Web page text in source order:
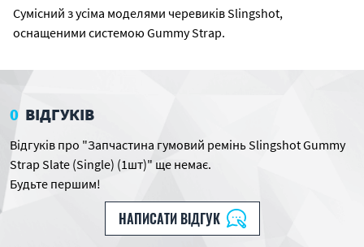
Сумісний з усіма моделями черевиків Slingshot,
оснащеними системою Gummy Strap.
0 ВІДГУКІВ
Відгуків про "Запчастина гумовий ремінь Slingshot Gummy
Strap Slate (Single) (1шт)" ще немає.
Будьте першим!
НАПИСАТИ ВІДГУК